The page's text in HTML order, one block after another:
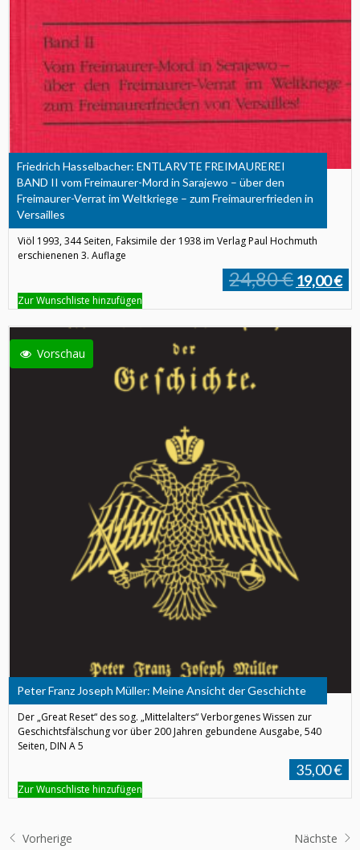
Friedrich Hasselbacher: ENTLARVTE FREIMAUREREI
BAND II vom Freimaurer-Mord in Sarajewo – über den
Freimaurer-Verrat im Weltkriege – zum Freimaurerfrieden in
Versailles
Viöl 1993, 344 Seiten, Faksimile der 1938 im Verlag Paul Hochmuth
erschienenen 3. Auflage
24,80 € 19,00 €
Zur Wunschliste hinzufügen
Vorschau
Peter Franz Joseph Müller: Meine Ansicht der Geschichte
Der „Great Reset“ des sog. „Mittelalters“ Verborgenes Wissen zur
Geschichtsfälschung vor über 200 Jahren gebundene Ausgabe, 540
Seiten, DIN A 5
35,00 €
Zur Wunschliste hinzufügen
Vorherige Nächste